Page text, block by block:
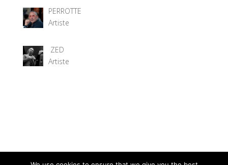
PERROTTE
Artiste
ZED
Artiste